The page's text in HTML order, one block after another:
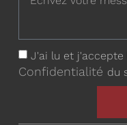
J'ai lu et j'accepte
Confidentialité du